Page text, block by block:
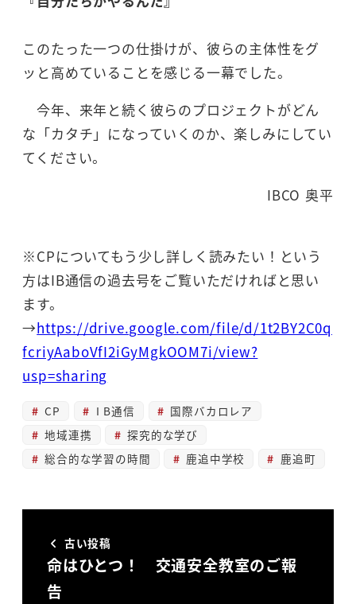
このたった一つの仕掛けが、彼らの主体性をグ
ッと高めていることを感じる一幕でした。
今年、来年と続く彼らのプロジェクトがどん
な「カタチ」になっていくのか、楽しみにしてい
てください。
IBCO 奥平
※CPについてもう少し詳しく読みたい！という
方はIB通信の過去号をご覧いただければと思い
ます。
→https://drive.google.com/file/d/1t2BY2C0q
fcriyAaboVfI2iGyMgkOOM7i/view?
usp=sharing
CP I B通信
国際バカロレア
地域連携
探究的な学び
総合的な学習の時間
鹿追中学校 鹿追町
古い投稿
命はひとつ！ 交通安全教室のご報
告